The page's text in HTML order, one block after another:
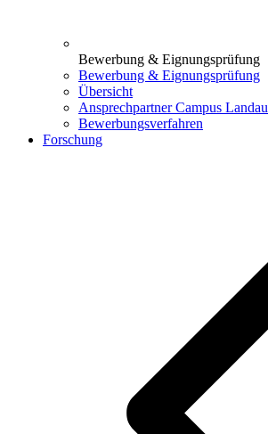
Bewerbung & Eignungsprüfung
Bewerbung & Eignungsprüfung
Übersicht
Ansprechpartner Campus Landau
Bewerbungsverfahren
Forschung